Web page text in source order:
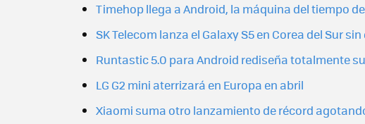
Timehop llega a Android, la máquina del tiempo
SK Telecom lanza el Galaxy S5 en Corea del Sur
Runtastic 5.0 para Android rediseña totalmente
LG G2 mini aterrizará en Europa en abril
Xiaomi suma otro lanzamiento de récord